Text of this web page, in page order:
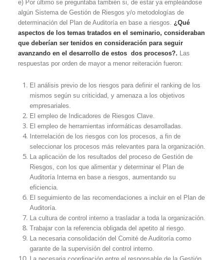
e) Por último se preguntaba también si, de estar ya empleándose
algún Sistema de Gestión de Riesgos y/o metodologías de
determinación del Plan de Auditoría en base a riesgos. ¿Qué
aspectos de los temas tratados en el seminario, consideraban
que deberían ser tenidos en consideración para seguir
avanzando en el desarrollo de estos dos procesos?. Las
respuestas por orden de mayor a menor reiteración fueron:
El análisis previo de los riesgos para definir el ranking de los
mismos según su criticidad, y amenaza a los objetivos
empresariales.
El empleo de Indicadores de Riesgos Clave.
El empleo de herramientas informáticas desarrolladas.
Interrelación de los riesgos con los procesos, a fin de
seleccionar los procesos más relevantes para la organización.
La aplicación de los resultados del proceso de Gestión de
Riesgos, con los que alimentar y determinar el Plan de
Auditoría Interna en base a riesgos, aumentando su
eficiencia.
El seguimiento de las recomendaciones a incluir en el Plan de
Auditoría.
La cultura de control interno a trasladar a toda la organización.
Trabajar con la referencia obligada del apetito al riesgo.
La necesaria consolidación del Comité de Auditoría como
garante de la supervisión del control interno.